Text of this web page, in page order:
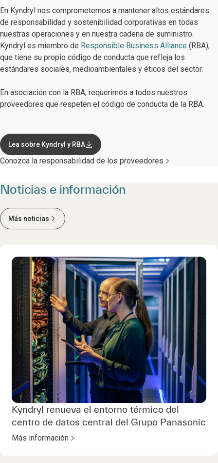
En Kyndryl nos comprometemos a mantener altos estándares
de responsabilidad y sostenibilidad corporativas en todas
nuestras operaciones y en nuestra cadena de suministro.
Kyndryl es miembro de Responsible Business Alliance (RBA),
que tiene su propio código de conducta que refleja los
estándares sociales, medioambientales y éticos del sector.
En asociación con la RBA, requerimos a todos nuestros
proveedores que respeten el código de conducta de la RBA.
Lea sobre Kyndryl y RBA
Conozca la responsabilidad de los proveedores
Noticias e información
Más noticias
Kyndryl renueva el entorno térmico del
centro de datos central del Grupo Panasonic
Más información